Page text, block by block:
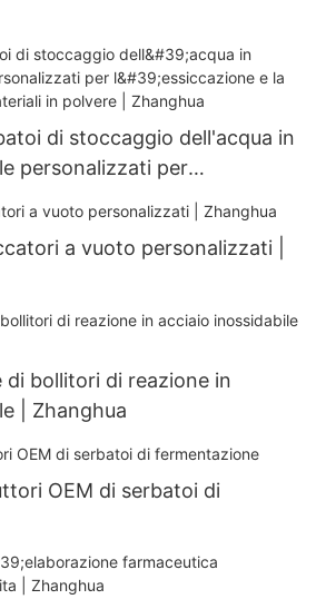
di stoccaggio dell'acqua in
personalizzati per
di materiali in
a vuoto personalizzati |
bollitori di reazione in
| Zhanghua
OEM di serbatoi di